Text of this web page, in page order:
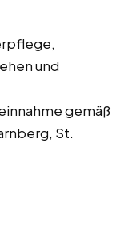
und
gemäß
St.